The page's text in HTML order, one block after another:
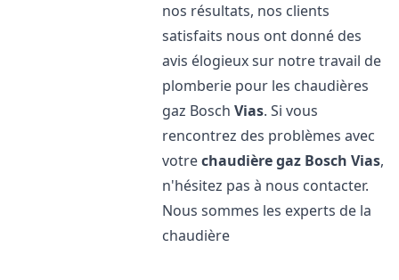
nos résultats, nos clients
satisfaits nous ont donné des
avis élogieux sur notre travail de
plomberie pour les chaudières
gaz BoschVias. Si vous
rencontrez des problèmes avec
votrechaudière gaz Bosch Vias,
n'hésitez pas à nous contacter.
Nous sommes les experts de la
chaudière